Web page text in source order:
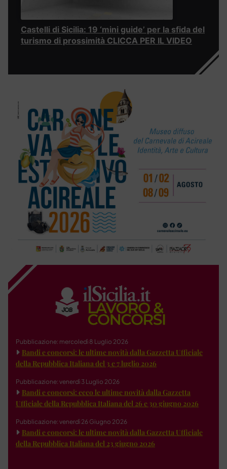
Castelli di Sicilia: 19 ‘mini guide’ per la sfida del
turismo di prossimità CLICCA PER IL VIDEO
Pubblicazione: mercoledì 8 Luglio 2026
Bandi e concorsi: le ultime novità dalla Gazzetta Ufficiale
della Repubblica Italiana del 3 e 7 luglio 2026
Pubblicazione: venerdì 3 Luglio 2026
Bandi e concorsi: ecco le ultime novità dalla Gazzetta
Ufficiale della Repubblica Italiana del 26 e 30 giugno 2026
Pubblicazione: venerdì 26 Giugno 2026
Bandi e concorsi: le ultime novità dalla Gazzetta Ufficiale
della Repubblica Italiana del 23 giugno 2026